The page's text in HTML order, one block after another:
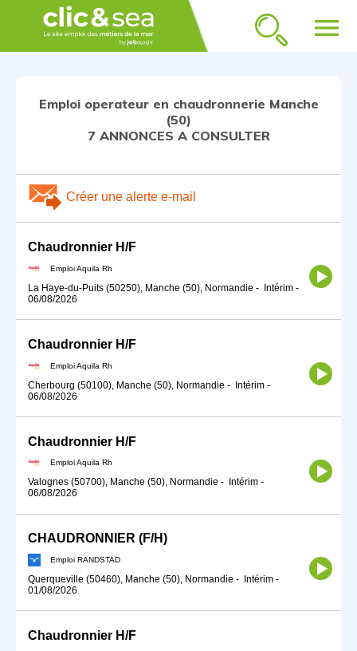
menu
Emploi operateur en chaudronnerie Manche
(50)
7 ANNONCES A CONSULTER
Créer une alerte e-mail
Chaudronnier H/F
Emploi Aquila Rh
La Haye-du-Puits (50250), Manche (50), Normandie - Intérim -
06/08/2026
Chaudronnier H/F
Emploi Aquila Rh
Cherbourg (50100), Manche (50), Normandie - Intérim -
06/08/2026
Chaudronnier H/F
Emploi Aquila Rh
Valognes (50700), Manche (50), Normandie - Intérim -
06/08/2026
CHAUDRONNIER (F/H)
Emploi RANDSTAD
Querqueville (50460), Manche (50), Normandie - Intérim -
01/08/2026
Chaudronnier H/F